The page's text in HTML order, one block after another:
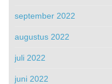
september 2022
augustus 2022
juli 2022
juni 2022